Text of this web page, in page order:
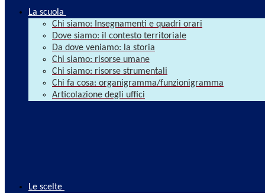
La scuola
Chi siamo: Insegnamenti e quadri orari
Dove siamo: il contesto territoriale
Da dove veniamo: la storia
Chi siamo: risorse umane
Chi siamo: risorse strumentali
Chi fa cosa: organigramma/funzionigramma
Articolazione degli uffici
Le scelte